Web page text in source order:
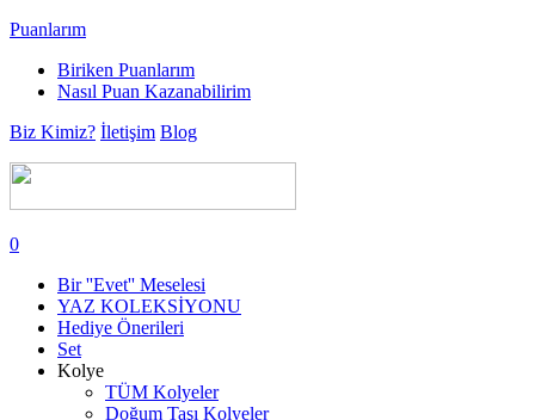
Puanlarım
Biriken Puanlarım
Nasıl Puan Kazanabilirim
Biz Kimiz? İletişim Blog
0
Bir ''Evet'' Meselesi
YAZ KOLEKSİYONU
Hediye Önerileri
Set
Kolye
TÜM Kolyeler
Doğum Taşı Kolyeler